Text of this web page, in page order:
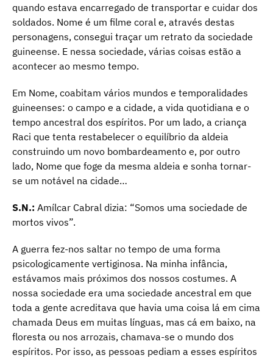
quando estava encarregado de transportar e cuidar dos
soldados. Nome é um filme coral e, através destas
personagens, consegui traçar um retrato da sociedade
guineense. E nessa sociedade, várias coisas estão a
acontecer ao mesmo tempo.
Em Nome, coabitam vários mundos e temporalidades
guineenses: o campo e a cidade, a vida quotidiana e o
tempo ancestral dos espíritos. Por um lado, a criança
Raci que tenta restabelecer o equilíbrio da aldeia
construindo um novo bombardeamento e, por outro
lado, Nome que foge da mesma aldeia e sonha tornar-
se um notável na cidade…
S.N.: Amílcar Cabral dizia: “Somos uma sociedade de
mortos vivos”.
A guerra fez-nos saltar no tempo de uma forma
psicologicamente vertiginosa. Na minha infância,
estávamos mais próximos dos nossos costumes. A
nossa sociedade era uma sociedade ancestral em que
toda a gente acreditava que havia uma coisa lá em cima
chamada Deus em muitas línguas, mas cá em baixo, na
floresta ou nos arrozais, chamava-se o mundo dos
espíritos. Por isso, as pessoas pediam a esses espíritos